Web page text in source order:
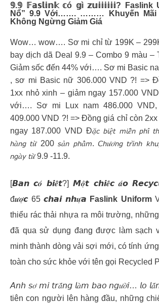
𝟡.𝟡 𝔽𝕒𝕤𝕝𝕚𝕟𝕜 𝕔ó 𝕘ì 𝕫𝕦𝕚𝕚𝕚𝕚𝕚𝕚?
Nổ” 9.9 Với……. ……… Khuyến Mãi
Không Ngừng Giảm Giá
Wow… wow…. Sơ mi chỉ từ 199K –
bay dịch dã Deal 9.9 – Combo 9 màu –
Giảm sốc đến 44% với…. Sơ mi Basic
, sơ mi Basic nữ 306.000 VND ?! =>
1xx nhỏ xinh – giảm ngay 157.000
với…. Sơ mi Lux nam 486.000
409.000 VND ?! => Đồng giá chỉ còn
ngay 187.000 VND Đ𝑎̣̆𝘤 𝘣𝘪𝑒̣̂𝘵 𝘮𝘪𝑒̂̃𝘯 𝘱𝘩𝑖́
𝘩𝑎̀𝘯𝘨 𝘵𝑢̛̀ 200 𝘴𝑎̉𝘯 𝘱𝘩𝑎̂̉𝘮. 𝘊𝘩𝑢̛𝑜̛𝘯𝘨 𝘵𝘳𝑖̀𝘯𝘩
𝘯𝘨𝑎̀𝘺 𝘵𝑢̛̀ 9.9 -11.9.
[𝘽𝙖𝙣 𝙘𝒐́ 𝙗𝙞𝒆̂́𝙩?] 𝙈𝒐̣̂𝙩 𝙘𝙝𝙞𝒆̂́𝙘 𝒂́𝙤
đ𝒖̛𝒐̛̣𝙘 65 𝙘𝙝𝙖𝙞 𝙣𝙝𝒖̛̣𝙖 Faslink Uniform
thiểu rác thải nhựa ra môi trường,
đã qua sử dụng đang được làm sạch
minh thành dòng vải sợi mới, có tính
toàn cho sức khỏe với tên gọi Recycled
𝘈𝘯𝘩 𝘴𝑜̛ 𝘮𝘪 𝘵𝘳𝑎̆́𝘯𝘨 𝘭𝑎̀𝘮 𝘣𝘢𝘰 𝘯𝘨𝑢̛𝑜̛̀𝘪… 𝘭𝘰
tiên con người lên hàng đầu, những